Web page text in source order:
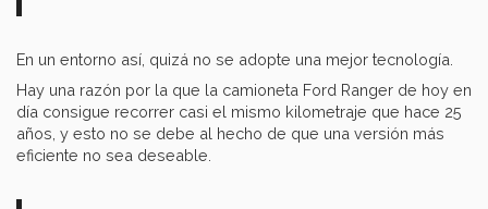
En un entorno así, quizá no se adopte una mejor tecnología.
Hay una razón por la que la camioneta Ford Ranger de hoy en
día consigue recorrer casi el mismo kilometraje que hace 25
años, y esto no se debe al hecho de que una versión más
eficiente no sea deseable.